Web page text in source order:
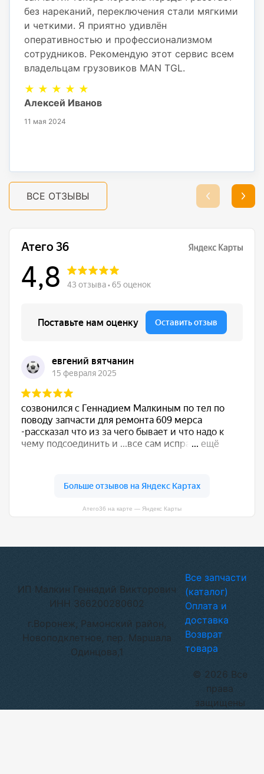
без нареканий, переключения стали мягкими
и четкими. Я приятно удивлён
оперативностью и профессионализмом
сотрудников. Рекомендую этот сервис всем
владельцам грузовиков MAN TGL.
★ ★ ★ ★ ★
Алексей Иванов
11 мая 2024
ВСЕ ОТЗЫВЫ
Атего36 на карте — Яндекс Карты
ИП Малкин Геннадий Викторович
ИНН 366200280602
г.Воронеж, Рамонский район,
Новоподклетное, пер. Маршала
Одинцова,1
© 2026 Все
права
защищены
Все запчасти
(каталог)
Оплата и
доставка
Возврат
товара